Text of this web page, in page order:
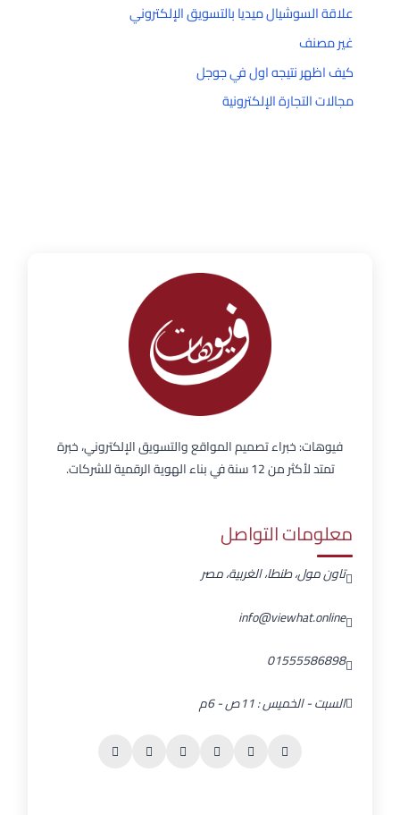
علاقة السوشيال ميديا بالتسويق الإلكتروني
غير مصنف
كيف اظهر نتيجه اول في جوجل
مجالات التجارة الإلكترونية
فيوهات: خبراء تصميم المواقع والتسويق الإلكتروني، خبرة
تمتد لأكثر من 12 سنة في بناء الهوية الرقمية للشركات.
معلومات التواصل
تاون مول، طنطا، الغربية، مصر
info@viewhat.online
01555586898
السبت - الخميس : 11ص - 6م